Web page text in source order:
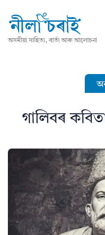
অসমীয়া সাহিত্য, বাৰ্তা আৰু আলোচনা
গালিবৰ